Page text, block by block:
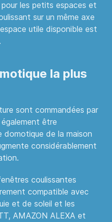
les petits espaces et
sur un même axe
utile disponible est
la plus
sont commandées par
être
de la maison
considérablement
coulissantes
compatible avec
et de soleil et les
AMAZON ALEXA et